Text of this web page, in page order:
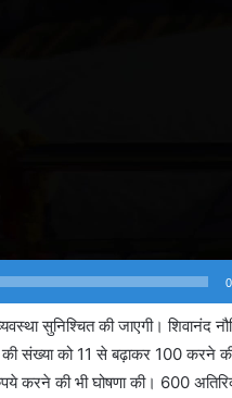
सुनिश्चित की जाएगी। शिवानंद
संख्या को 11 से बढ़ाकर 100 करने
करने की भी घोषणा की। 600